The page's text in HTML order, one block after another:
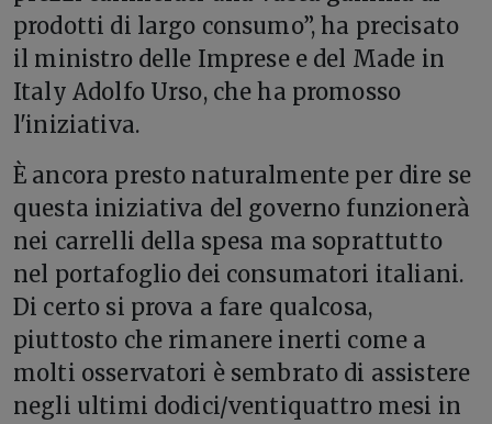
prodotti di largo consumo”, ha precisato
il ministro delle Imprese e del Made in
Italy Adolfo Urso, che ha promosso
l'iniziativa.
È ancora presto naturalmente per dire se
questa iniziativa del governo funzionerà
nei carrelli della spesa ma soprattutto
nel portafoglio dei consumatori italiani.
Di certo si prova a fare qualcosa,
piuttosto che rimanere inerti come a
molti osservatori è sembrato di assistere
negli ultimi dodici/ventiquattro mesi in